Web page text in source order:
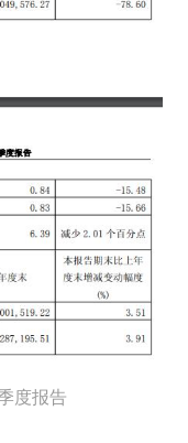
度报告